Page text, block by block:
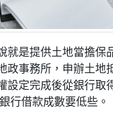
就是提供土地當擔保
政事務所，申辦土地
設定完成後從銀行取
行借款成數要低些。